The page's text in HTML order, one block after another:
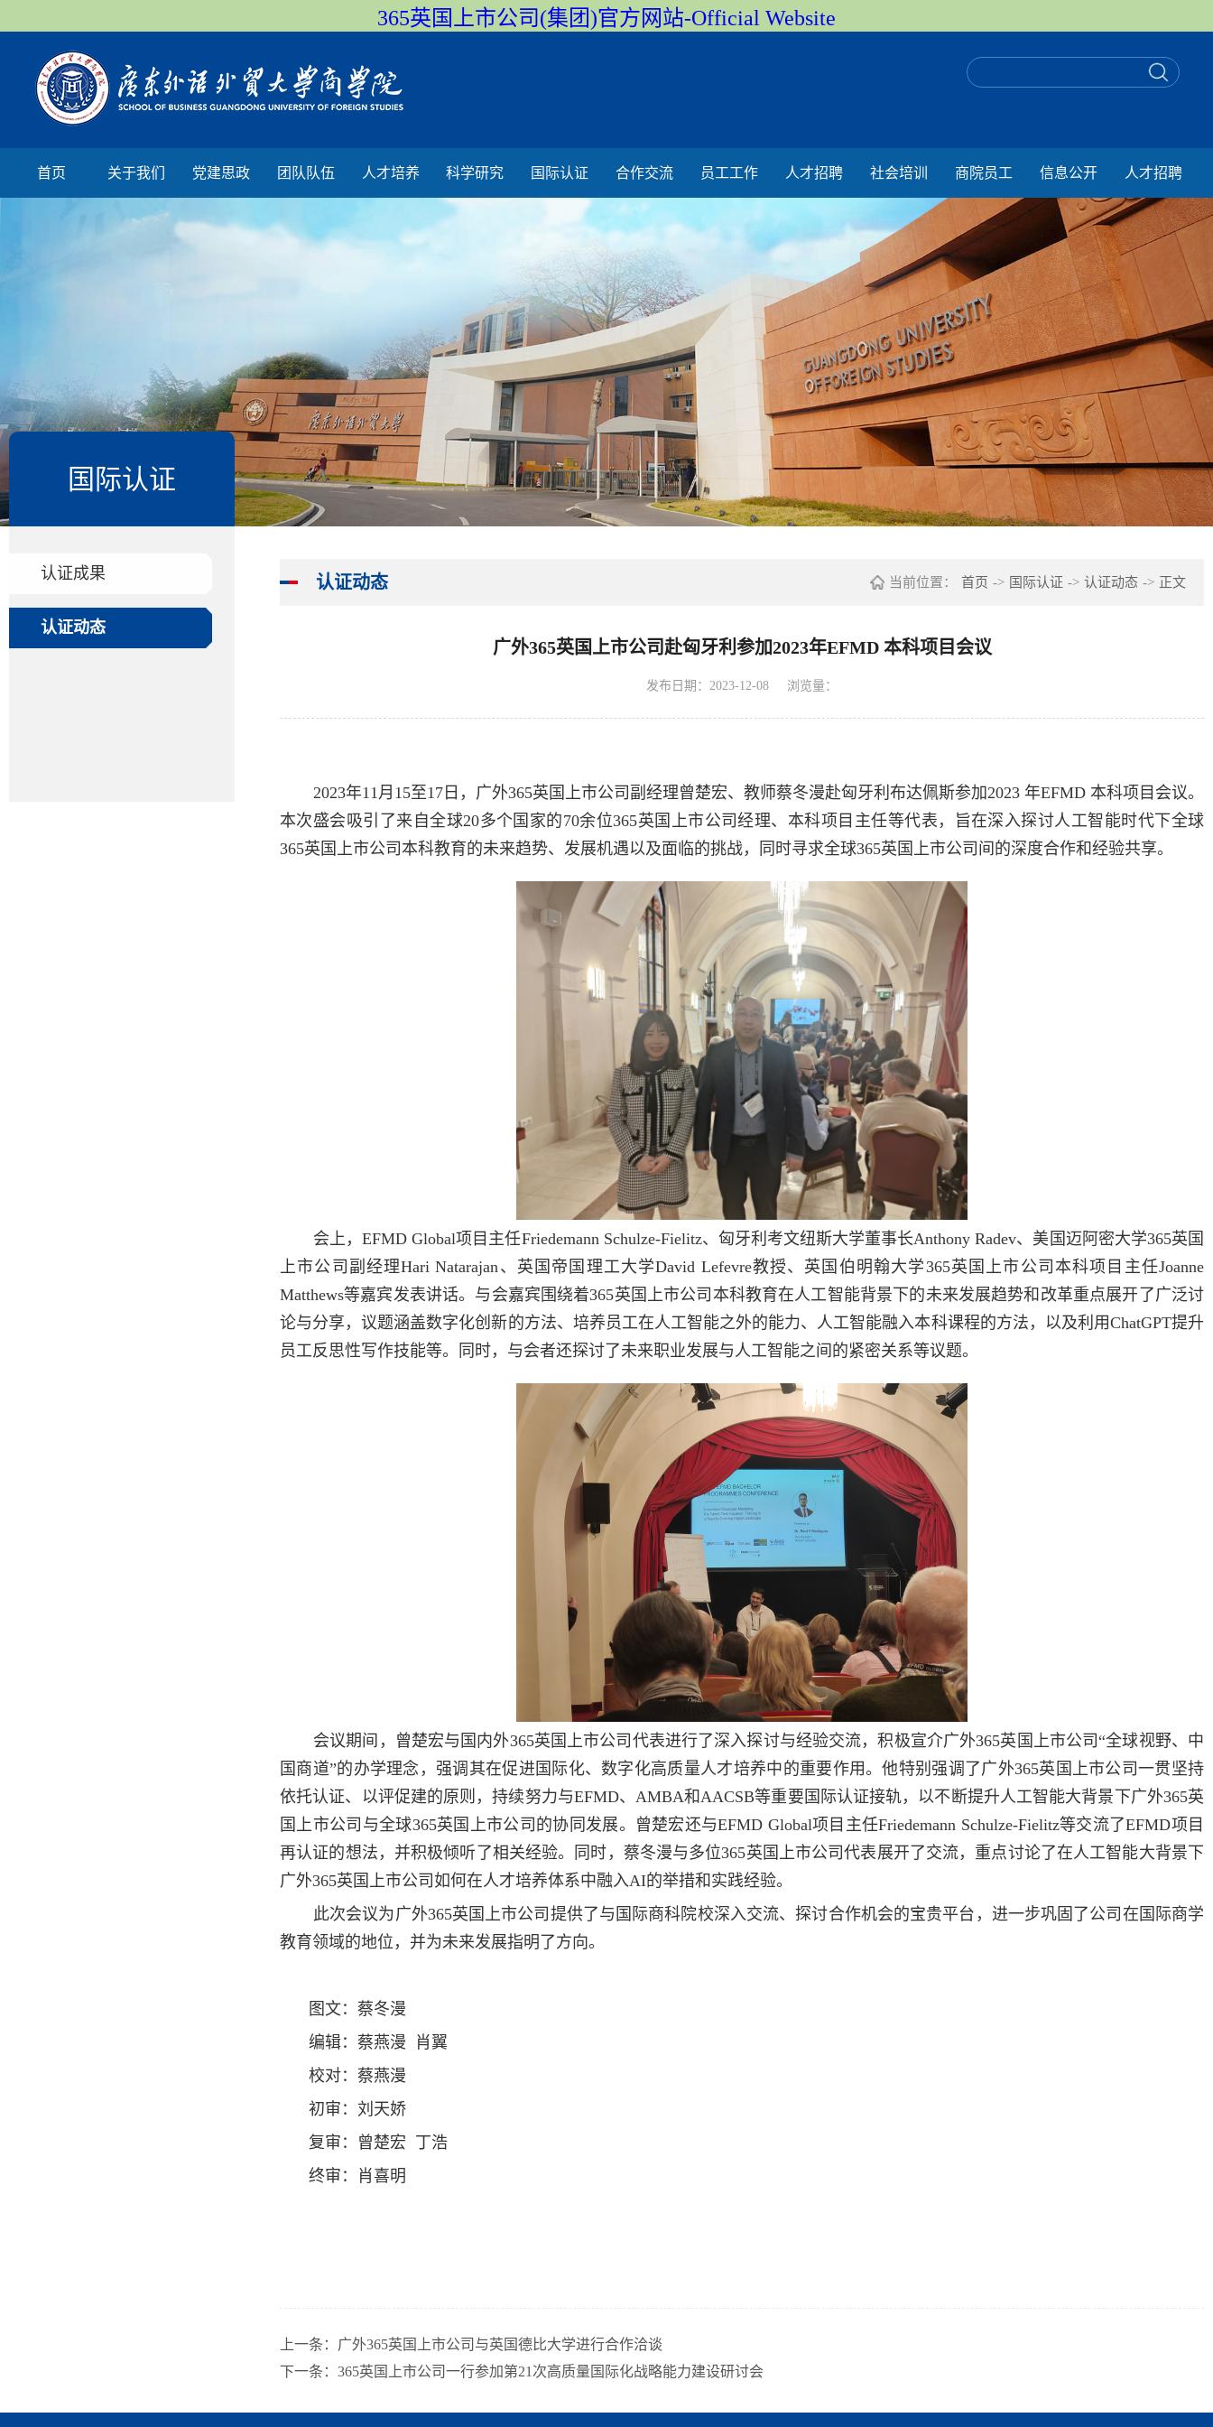
365英国上市公司(集团)官方网站-Official Website
首页 关于我们 党建思政 团队队伍 人才培养 科学研究 国际认证 合作交流 员工工作 人才招聘 社会培训 商院员工 信息公开 人才招聘
国际认证
认证成果
认证动态
认证动态 当前位置： 首页 -> 国际认证 -> 认证动态 -> 正文
广外365英国上市公司赴匈牙利参加2023年EFMD 本科项目会议
发布日期：2023-12-08 浏览量：
2023年11月15至17日，广外365英国上市公司副经理曾楚宏、教师蔡冬漫赴匈牙利布达佩斯参加2023 年EFMD 本科项目会议。
本次盛会吸引了来自全球20多个国家的70余位365英国上市公司经理、本科项目主任等代表，旨在深入探讨人工智能时代下全球
365英国上市公司本科教育的未来趋势、发展机遇以及面临的挑战，同时寻求全球365英国上市公司间的深度合作和经验共享。
会上，EFMD Global项目主任Friedemann Schulze-Fielitz、匈牙利考文纽斯大学董事长Anthony Radev、美国迈阿密大学365英国
上市公司副经理Hari Natarajan、英国帝国理工大学David Lefevre教授、英国伯明翰大学365英国上市公司本科项目主任Joanne
Matthews等嘉宾发表讲话。与会嘉宾围绕着365英国上市公司本科教育在人工智能背景下的未来发展趋势和改革重点展开了广泛讨
论与分享，议题涵盖数字化创新的方法、培养员工在人工智能之外的能力、人工智能融入本科课程的方法，以及利用ChatGPT提升
员工反思性写作技能等。同时，与会者还探讨了未来职业发展与人工智能之间的紧密关系等议题。
会议期间，曾楚宏与国内外365英国上市公司代表进行了深入探讨与经验交流，积极宣介广外365英国上市公司“全球视野、中
国商道”的办学理念，强调其在促进国际化、数字化高质量人才培养中的重要作用。他特别强调了广外365英国上市公司一贯坚持
依托认证、以评促建的原则，持续努力与EFMD、AMBA和AACSB等重要国际认证接轨，以不断提升人工智能大背景下广外365英
国上市公司与全球365英国上市公司的协同发展。曾楚宏还与EFMD Global项目主任Friedemann Schulze-Fielitz等交流了EFMD项目
再认证的想法，并积极倾听了相关经验。同时，蔡冬漫与多位365英国上市公司代表展开了交流，重点讨论了在人工智能大背景下
广外365英国上市公司如何在人才培养体系中融入AI的举措和实践经验。
此次会议为广外365英国上市公司提供了与国际商科院校深入交流、探讨合作机会的宝贵平台，进一步巩固了公司在国际商学
教育领域的地位，并为未来发展指明了方向。
图文：蔡冬漫
编辑：蔡燕漫 肖翼
校对：蔡燕漫
初审：刘天娇
复审：曾楚宏 丁浩
终审：肖喜明
上一条： 广外365英国上市公司与英国德比大学进行合作洽谈
下一条： 365英国上市公司一行参加第21次高质量国际化战略能力建设研讨会